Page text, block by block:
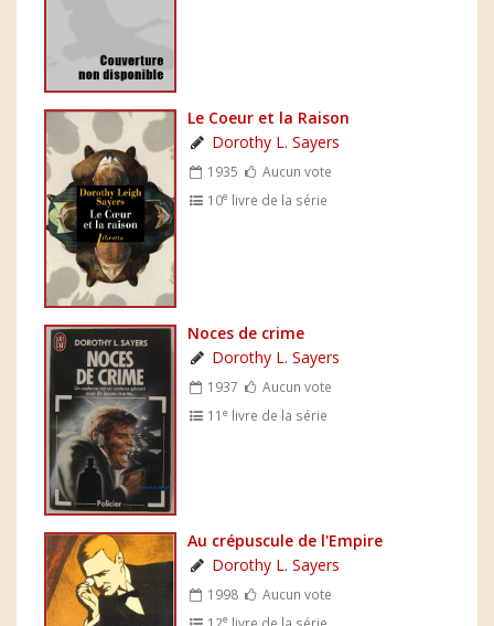
Le Coeur et la Raison
Dorothy L. Sayers
1935
Aucun vote
10e livre de la série
Noces de crime
Dorothy L. Sayers
1937
Aucun vote
11e livre de la série
Au crépuscule de l'Empire
Dorothy L. Sayers
1998
Aucun vote
e